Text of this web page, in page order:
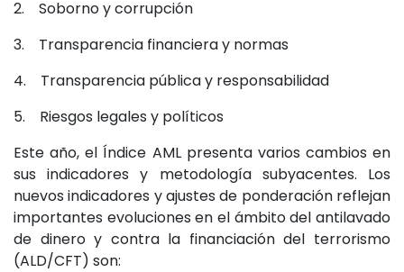
2. Soborno y corrupción
3. Transparencia financiera y normas
4. Transparencia pública y responsabilidad
5. Riesgos legales y políticos
Este año, el Índice AML presenta varios cambios en
sus indicadores y metodología subyacentes. Los
nuevos indicadores y ajustes de ponderación reflejan
importantes evoluciones en el ámbito del antilavado
de dinero y contra la financiación del terrorismo
(ALD/CFT) son: